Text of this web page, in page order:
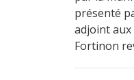
présenté
adjoint aux
Fortinon